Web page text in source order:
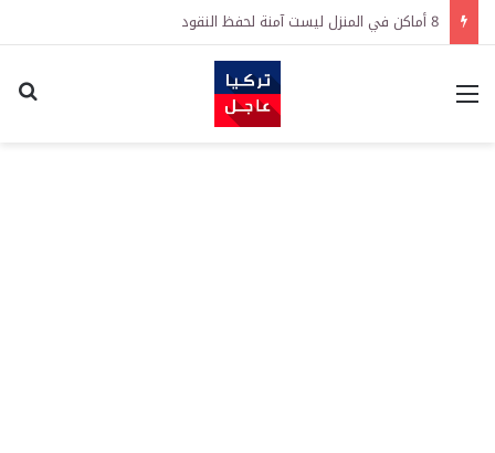
8 أماكن في المنزل ليست آمنة لحفظ النقود
القائمة